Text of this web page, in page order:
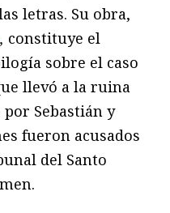
letras. Su obra,
, constituye el
sobre el caso
llevó a la ruina
Sebastián y
fueron acusados
del Santo